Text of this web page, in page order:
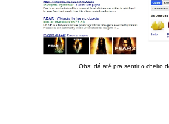
Obs: dá até pra sentir o cheiro